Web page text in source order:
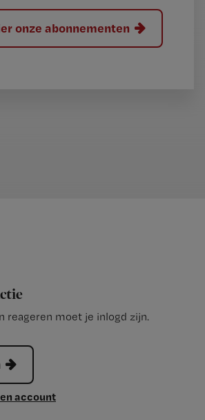
onze abonnementen
reageren moet je inlogd zijn.
account